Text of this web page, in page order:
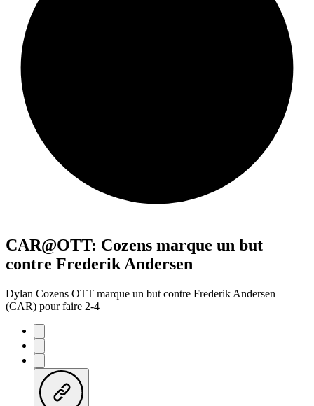
CAR@OTT: Cozens marque un but
contre Frederik Andersen
Dylan Cozens OTT marque un but contre Frederik Andersen
(CAR) pour faire 2-4